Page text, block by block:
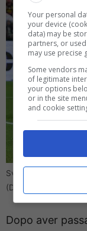
Svolta nel futuro di
(Direttagoal.it) – foto
Dopo aver
Your personal
your device
data) may be
partners, or
may use precise
Some vendors
of legitimate
your options
or in the site
and cookie